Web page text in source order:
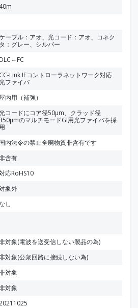
40m
ーブル：アオ、光コード：アオ、コネク
タ：グレー、シルバー
DLC⇔FC
CC-Link IEコントローラネットワーク対応
ファイバ
屋内用（補強）
コードにコア径50μm、クラッド径
のマルチモードGI用光ファイバを採
用
国内法令の禁止全廃物質非含有です
含有
応RoHS10
象外
し
対象(電波を送受信しない製品の為)
対象(公衆回路に接続しない為)
対象
対象